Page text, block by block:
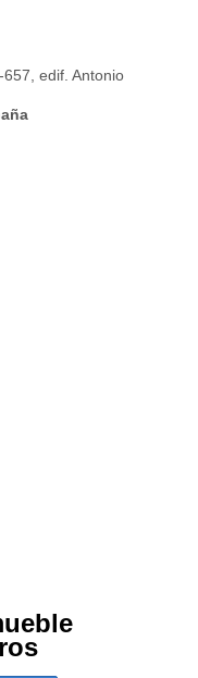
edif. Antonio